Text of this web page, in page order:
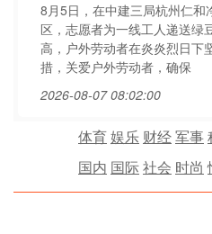
8月5日，在中建三局杭州仁和
区，志愿者为一线工人递送绿
高，户外劳动者在炎炎烈日下
措，关爱户外劳动者，确保
2026-08-07 08:02:00
体育娱乐 财经军事
国内 国际社会 时尚